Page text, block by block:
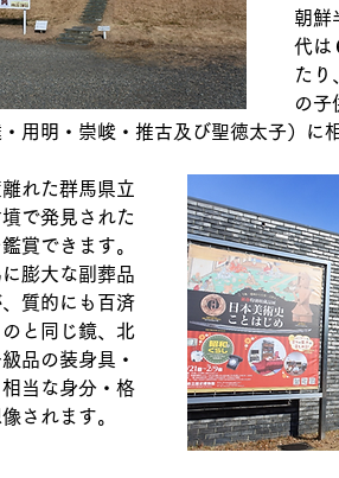
朝鮮
代は
たり
の子
用明・崇峻・推古及び聖徳太子）に
れた群馬県立
で発見された
賞できます。
膨大な副葬品
質的にも百済
と同じ鏡、北
品の装身具・
当な身分・格
されます。